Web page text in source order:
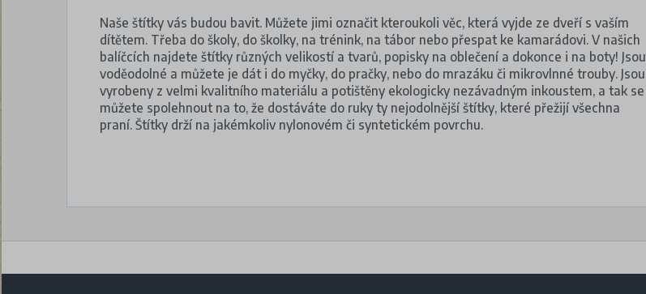
Naše štítky vás budou bavit. Můžete jimi označit kteroukoli věc, která vyjde ze dveří s vaším
dítětem. Třeba do školy, do školky, na trénink, na tábor nebo přespat ke kamarádovi. V našich
balíčcích najdete štítky různých velikostí a tvarů, popisky na oblečení a dokonce i na boty! Jsou
voděodolné a můžete je dát i do myčky, do pračky, nebo do mrazáku či mikrovlnné trouby. Jsou
vyrobeny z velmi kvalitního materiálu a potištěny ekologicky nezávadným inkoustem, a tak se
můžete spolehnout na to, že dostáváte do ruky ty nejodolnější štítky, které přežijí všechna
praní. Štítky drží na jakémkoliv nylonovém či syntetickém povrchu.